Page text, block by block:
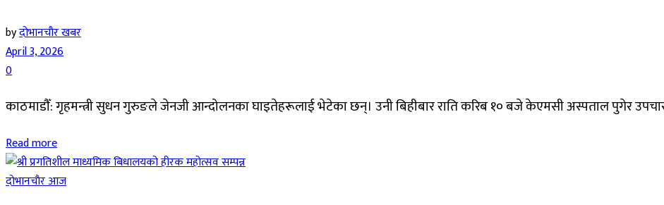
byदोभानचौर खबर
April 3, 2026
0
काठमाडौँ: गृहमन्त्री सुधन गुरुङले जेनजी आन्दोलनका घाइतेहरूलाई भेटेका छन्। उनी बिहीबार राति करिब १० बजे केएमसी अस्पताल पुगेर
Read more
दाेभानचाैर आज